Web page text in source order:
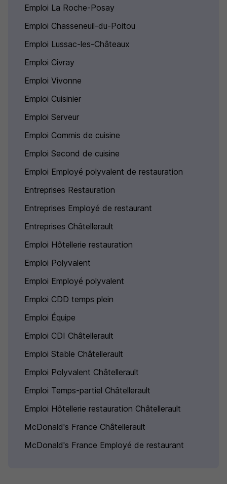
Emploi La Roche-Posay
Emploi Chasseneuil-du-Poitou
Emploi Lussac-les-Châteaux
Emploi Civray
Emploi Vivonne
Emploi Cuisinier
Emploi Serveur
Emploi Commis de cuisine
Emploi Second de cuisine
Emploi Employé polyvalent de restauration
Entreprises Restauration
Entreprises Employé de restaurant
Entreprises Châtellerault
Emploi Hôtellerie restauration
Emploi Polyvalent
Emploi Employé polyvalent
Emploi CDD temps plein
Emploi Équipe
Emploi CDI Châtellerault
Emploi Stable Châtellerault
Emploi Polyvalent Châtellerault
Emploi Temps-partiel Châtellerault
Emploi Hôtellerie restauration Châtellerault
McDonald's France Châtellerault
McDonald's France Employé de restaurant